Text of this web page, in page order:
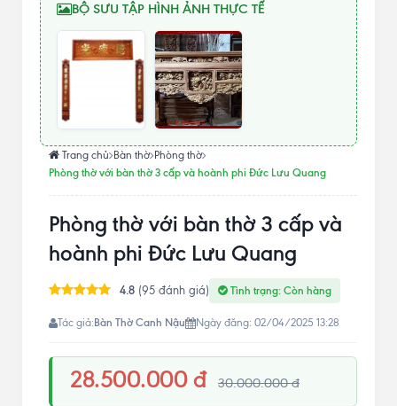
BỘ SƯU TẬP HÌNH ẢNH THỰC TẾ
Trang chủ Bàn thờ Phòng thờ
Phòng thờ với bàn thờ 3 cấp và hoành phi Đức Lưu Quang
Phòng thờ với bàn thờ 3 cấp và
hoành phi Đức Lưu Quang
4.8 (95 đánh giá) Tình trạng: Còn hàng
Tác giả:Bàn Thờ Canh Nậu Ngày đăng: 02/04/2025 13:28
28.500.000 đ 30.000.000 đ